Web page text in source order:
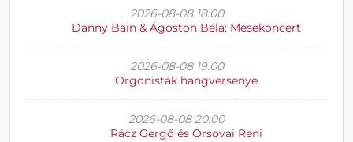
2026-08-08 18:00
Danny Bain & Ágoston Béla: Mesekoncert
2026-08-08 19:00
Orgonisták hangversenye
2026-08-08 20:00
Rácz Gergő és Orsovai Reni